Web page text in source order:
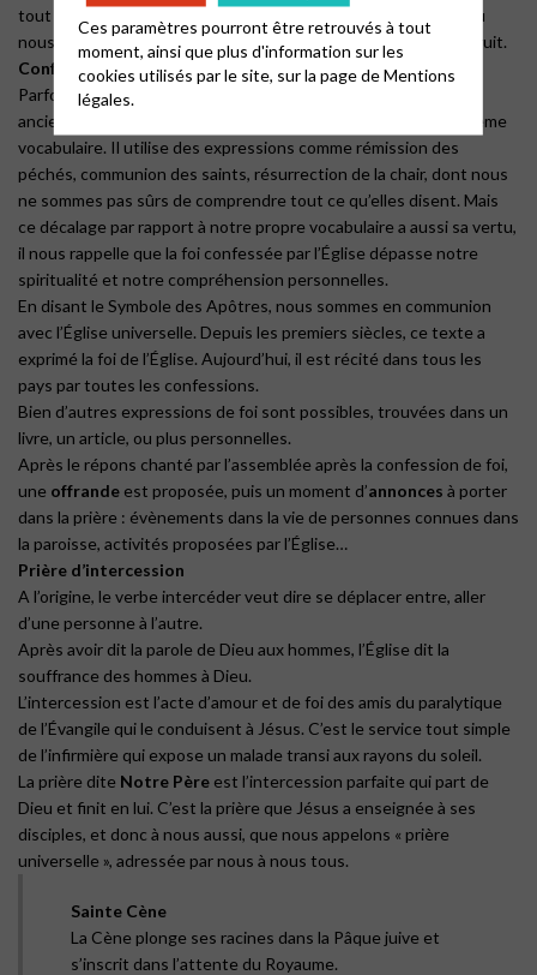
tout vent, comme la fleur du pissenlit. Notre confiance en Dieu
nous assure que la parole de l’Évangile est efficace, porte du fruit.
Confession de foi
Parfois, l’assemblée dit le Symbole des Apôtres. Ce texte est
ancien et les confessions contemporaines n’utilisent pas le même
vocabulaire. Il utilise des expressions comme rémission des
péchés, communion des saints, résurrection de la chair, dont nous
ne sommes pas sûrs de comprendre tout ce qu’elles disent. Mais
ce décalage par rapport à notre propre vocabulaire a aussi sa vertu,
il nous rappelle que la foi confessée par l’Église dépasse notre
spiritualité et notre compréhension personnelles.
En disant le Symbole des Apôtres, nous sommes en communion
avec l’Église universelle. Depuis les premiers siècles, ce texte a
exprimé la foi de l’Église. Aujourd’hui, il est récité dans tous les
pays par toutes les confessions.
Bien d’autres expressions de foi sont possibles, trouvées dans un
livre, un article, ou plus personnelles.
Après le répons chanté par l’assemblée après la confession de foi,
une offrande est proposée, puis un moment d’annonces à porter
dans la prière : évènements dans la vie de personnes connues dans
la paroisse, activités proposées par l’Église…
Prière d’intercession
A l’origine, le verbe intercéder veut dire se déplacer entre, aller
d’une personne à l’autre.
Après avoir dit la parole de Dieu aux hommes, l’Église dit la
souffrance des hommes à Dieu.
L’intercession est l’acte d’amour et de foi des amis du paralytique
de l’Évangile qui le conduisent à Jésus. C’est le service tout simple
de l’infirmière qui expose un malade transi aux rayons du soleil.
La prière dite Notre Père est l’intercession parfaite qui part de
Dieu et finit en lui. C’est la prière que Jésus a enseignée à ses
disciples, et donc à nous aussi, que nous appelons « prière
universelle », adressée par nous à nous tous.
Sainte Cène
La Cène plonge ses racines dans la Pâque juive et
s’inscrit dans l’attente du Royaume.
Ces paramètres pourront être retrouvés à tout
moment, ainsi que plus d'information sur les
cookies utilisés par le site, sur la page deMentions
légales.